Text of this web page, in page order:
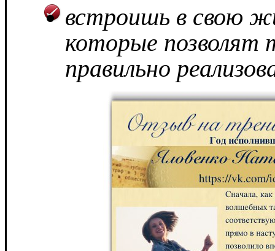
встроишь в свою
которые позволят
правильно